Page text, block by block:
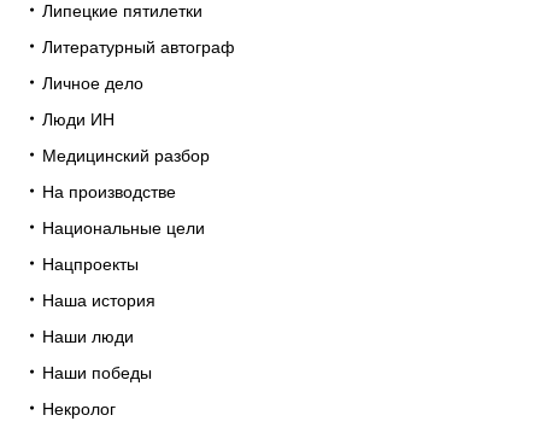
Липецкие пятилетки
Литературный автограф
Личное дело
Люди ИН
Медицинский разбор
На производстве
Национальные цели
Нацпроекты
Наша история
Наши люди
Наши победы
Некролог